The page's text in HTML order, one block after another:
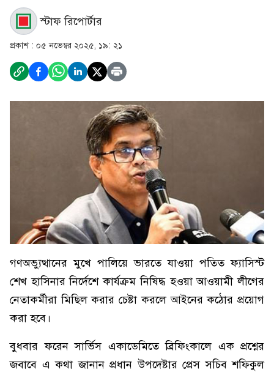
স্টাফ রিপোর্টার
প্রকাশ : ০৫ নভেম্বর ২০২৫, ১৯: ২১
গণঅভ্যুত্থানের মুখে পালিয়ে ভারতে যাওয়া পতিত ফ্যাসিস্ট
শেখ হাসিনার নির্দেশে কার্যক্রম নিষিদ্ধ হওয়া আওয়ামী লীগের
নেতাকর্মীরা মিছিল করার চেষ্টা করলে আইনের কঠোর প্রয়োগ
করা হবে।
বুধবার ফরেন সার্ভিস একাডেমিতে ব্রিফিংকালে এক প্রশ্নের
জবাবে এ কথা জানান প্রধান উপদেষ্টার প্রেস সচিব শফিকুল